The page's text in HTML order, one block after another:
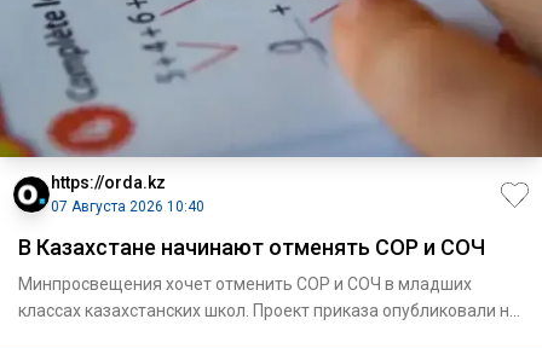
https://orda.kz
07 Августа 2026 10:40
В Казахстане начинают отменять СОР и СОЧ
Минпросвещения хочет отменить СОР и СОЧ в младших
классах казахстанских школ. Проект приказа опубликовали на